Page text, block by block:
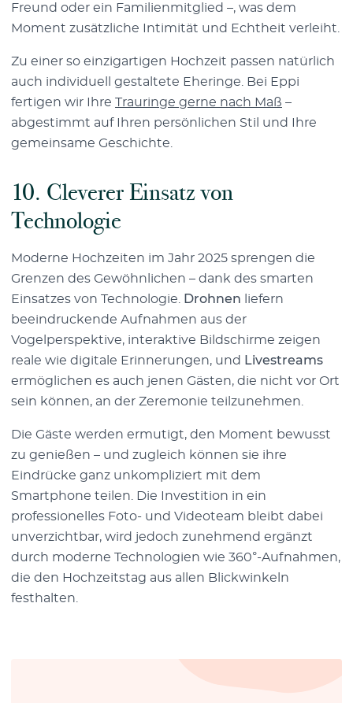
Freund oder ein Familienmitglied –, was dem
Moment zusätzliche Intimität und Echtheit verleiht.
Zu einer so einzigartigen Hochzeit passen natürlich
auch individuell gestaltete Eheringe. Bei Eppi
fertigen wir Ihre Trauringe gerne nach Maß –
abgestimmt auf Ihren persönlichen Stil und Ihre
gemeinsame Geschichte.
10. Cleverer Einsatz von
Technologie
Moderne Hochzeiten im Jahr 2025 sprengen die
Grenzen des Gewöhnlichen – dank des smarten
Einsatzes von Technologie.
Drohnen liefern
beeindruckende Aufnahmen aus der
Vogelperspektive, interaktive Bildschirme zeigen
reale wie digitale Erinnerungen, und
Livestreams
ermöglichen es auch jenen Gästen, die nicht vor Ort
sein können, an der Zeremonie teilzunehmen.
Die Gäste werden ermutigt, den Moment bewusst
zu genießen – und zugleich können sie ihre
Eindrücke ganz unkompliziert mit dem
Smartphone teilen. Die Investition in ein
professionelles Foto- und Videoteam bleibt dabei
unverzichtbar, wird jedoch zunehmend ergänzt
durch moderne Technologien wie 360°-Aufnahmen,
die den Hochzeitstag aus allen Blickwinkeln
festhalten.